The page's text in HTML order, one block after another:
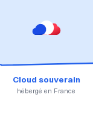
Cloud souverain
hébergé en France